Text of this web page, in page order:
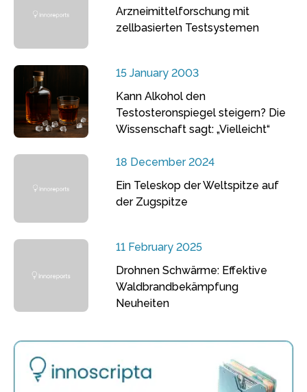
Arzneimittelforschung mit
zellbasierten Testsystemen
15 January 2003
Kann Alkohol den
Testosteronspiegel steigern? Die
Wissenschaft sagt: „Vielleicht“
18 December 2024
Ein Teleskop der Weltspitze auf
der Zugspitze
11 February 2025
Drohnen Schwärme: Effektive
Waldbrandbekämpfung
Neuheiten